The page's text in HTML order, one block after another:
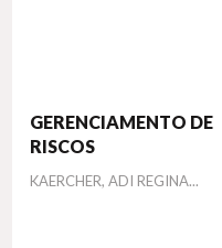
GERENCIAMENTO DE
RISCOS
Autor
KAERCHER, ADI REGINA...